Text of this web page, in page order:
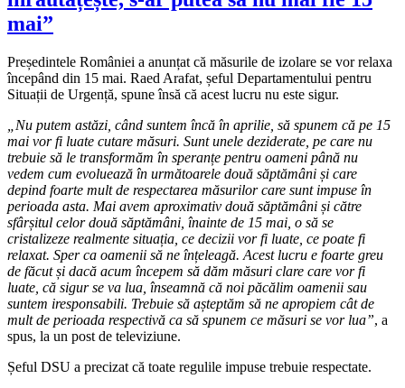
mai”
Președintele României a anunțat că măsurile de izolare se vor relaxa
începând din 15 mai. Raed Arafat, șeful Departamentului pentru
Situații de Urgență, spune însă că acest lucru nu este sigur.
„Nu putem astăzi, când suntem încă în aprilie, să spunem că pe 15
mai vor fi luate cutare măsuri. Sunt unele deziderate, pe care nu
trebuie să le transformăm în speranțe pentru oameni până nu
vedem cum evoluează în următoarele două săptămâni și care
depind foarte mult de respectarea măsurilor care sunt impuse în
perioada asta. Mai avem aproximativ două săptămâni și către
sfârșitul celor două săptămâni, înainte de 15 mai, o să se
cristalizeze realmente situația, ce decizii vor fi luate, ce poate fi
relaxat. Sper ca oamenii să ne înțeleagă. Acest lucru e foarte greu
de făcut și dacă acum începem să dăm măsuri clare care vor fi
luate, că sigur se va lua, înseamnă că noi păcălim oamenii sau
suntem iresponsabili. Trebuie să așteptăm să ne apropiem cât de
mult de perioada respectivă ca să spunem ce măsuri se vor lua”, a
spus, la un post de televiziune.
Șeful DSU a precizat că toate regulile impuse trebuie respectate.